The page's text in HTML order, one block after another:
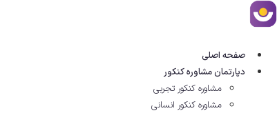
پرش
به
صفحه اصلی
دپارتمان مشاوره کنکور
مشاوره کنکور تجربی
مشاوره کنکور انسانی